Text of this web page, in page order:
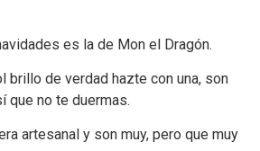
es la de Mon el Dragón.
brillo de verdad hazte con una, son
que no te duermas.
artesanal y son muy, pero que muy